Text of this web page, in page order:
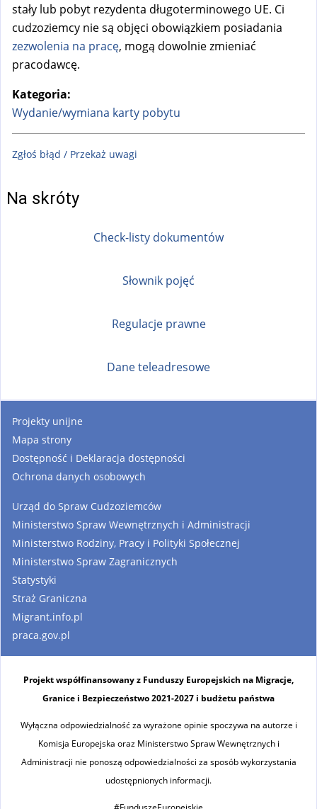
stały lub pobyt rezydenta długoterminowego UE. Ci
cudzoziemcy nie są objęci obowiązkiem posiadania
zezwolenia na pracę, mogą dowolnie zmieniać
pracodawcę.
Kategoria:
Wydanie/wymiana karty pobytu
Zgłoś błąd / Przekaż uwagi
Na skróty
Check-listy dokumentów
Słownik pojęć
Regulacje prawne
Dane teleadresowe
Projekty unijne
Mapa strony
Dostępność i Deklaracja dostępności
Ochrona danych osobowych
Urząd do Spraw Cudzoziemców
Ministerstwo Spraw Wewnętrznych i Administracji
Ministerstwo Rodziny, Pracy i Polityki Społecznej
Ministerstwo Spraw Zagranicznych
Statystyki
Straż Graniczna
Migrant.info.pl
praca.gov.pl
Projekt współfinansowany z Funduszy Europejskich na Migracje,
Granice i Bezpieczeństwo 2021-2027 i budżetu państwa
Wyłączna odpowiedzialność za wyrażone opinie spoczywa na autorze i
Komisja Europejska oraz Ministerstwo Spraw Wewnętrznych i
Administracji nie ponoszą odpowiedzialności za sposób wykorzystania
udostępnionych informacji.